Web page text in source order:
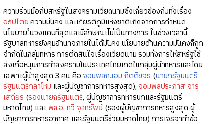
ความร่วมมือกับสหรัฐในสงครามเวียดนามซึ่งเกี่ยวข้องกับทั้งเรื่อง
อธิปไตย ความมั่นคง และเกียรติภูมิแห่งชาติเกิดจากการกำหนด
นโยบายในวงแคบที่สุดและมีลักษณะไม่เป็นทางการ ในช่วงเวลานี้
รัฐบาลทหารยังคุมอำนาจภายในได้มั่นคง นโยบายด้านความมั่นคงก็ถูก
จำกัดในกลุ่มทหาร การตัดสินใจเรื่องเวียดนาม รวมทั้งการให้สหรัฐใช้
สิ่งเกื้อหนุนการทำสงครามในประเทศไทยเกิดในกลุ่มผู้นำทหารและโดย
เฉพาะผู้นำสูงสุด 3 คน คือ จอมพลถนอม กิตติขจร (นายกรัฐมนตรี
รัฐมนตรีกลาโหม และผู้บัญชาการทหารสูงสุด), จอมพลประภาส จารุ
เสถียร (รองนายกรัฐมนตรี, ผู้บัญชาการทหารบกและรัฐมนตรี
มหาดไทย) และ พล.อ. ทวี จุลทรัพย์(รองผู้บัญชาการทหารสูงสุด ผู้
บัญชาการทหารอากาศ และรัฐมนตรีช่วยมหาดไทย) การเจรจาทำข้อ